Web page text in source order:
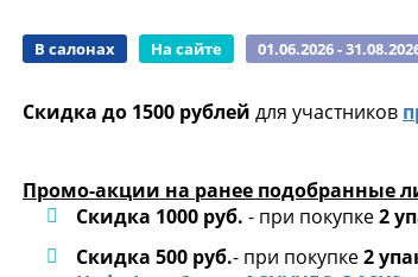
В салонах На сайте 01.06.2026 -
Скидка до 1500 рублей для участников
Промо-акции на ранее подобранные
Скидка 1000 руб. - при покупке2
Скидка 500 руб.- при покупке2